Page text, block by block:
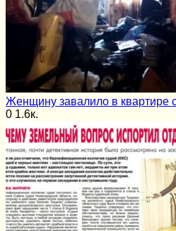
Женщину завалило в квартире
0 1.6к.